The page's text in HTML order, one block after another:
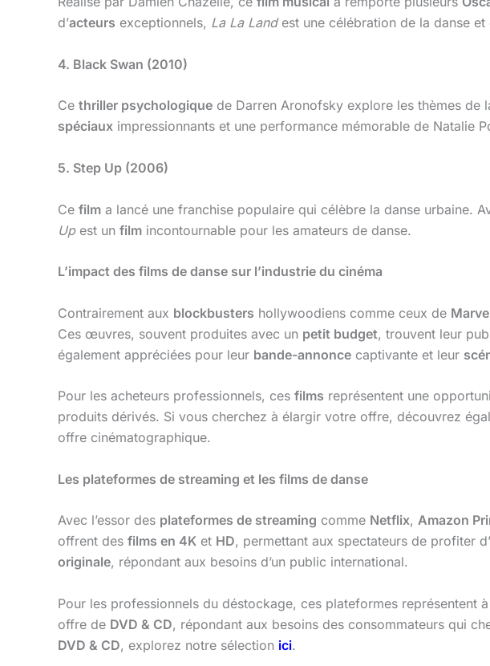
d’acteurs exceptionnels, La La Landest une célébration de la danse et
4. Black Swan (2010)
Ce thriller psychologique de Darren Aronofsky explore les thèmes de
spéciaux impressionnants et une performance mémorable de Natalie
5. Step Up (2006)
Ce film a lancé une franchise populaire qui célèbre la danse urbaine.
Upest un film incontournable pour les amateurs de danse.
L’impact des films de danse sur l’industrie du cinéma
Contrairement aux blockbusters hollywoodiens comme ceux de
Ces œuvres, souvent produites avec un petit budget, trouvent leur
également appréciées pour leur bande-annonce captivante et leur
Pour les acheteurs professionnels, ces films représentent une
produits dérivés. Si vous cherchez à élargir votre offre, découvrez
offre cinématographique.
Les plateformes de streaming et les films de danse
Avec l’essor des plateformes de streaming comme Netflix, Amazon
offrent des films en 4K et HD, permettant aux spectateurs de profiter
originale, répondant aux besoins d’un public international.
Pour les professionnels du déstockage, ces plateformes représentent
offre de DVD & CD, répondant aux besoins des consommateurs qui
DVD & CD, explorez notre sélection ici.